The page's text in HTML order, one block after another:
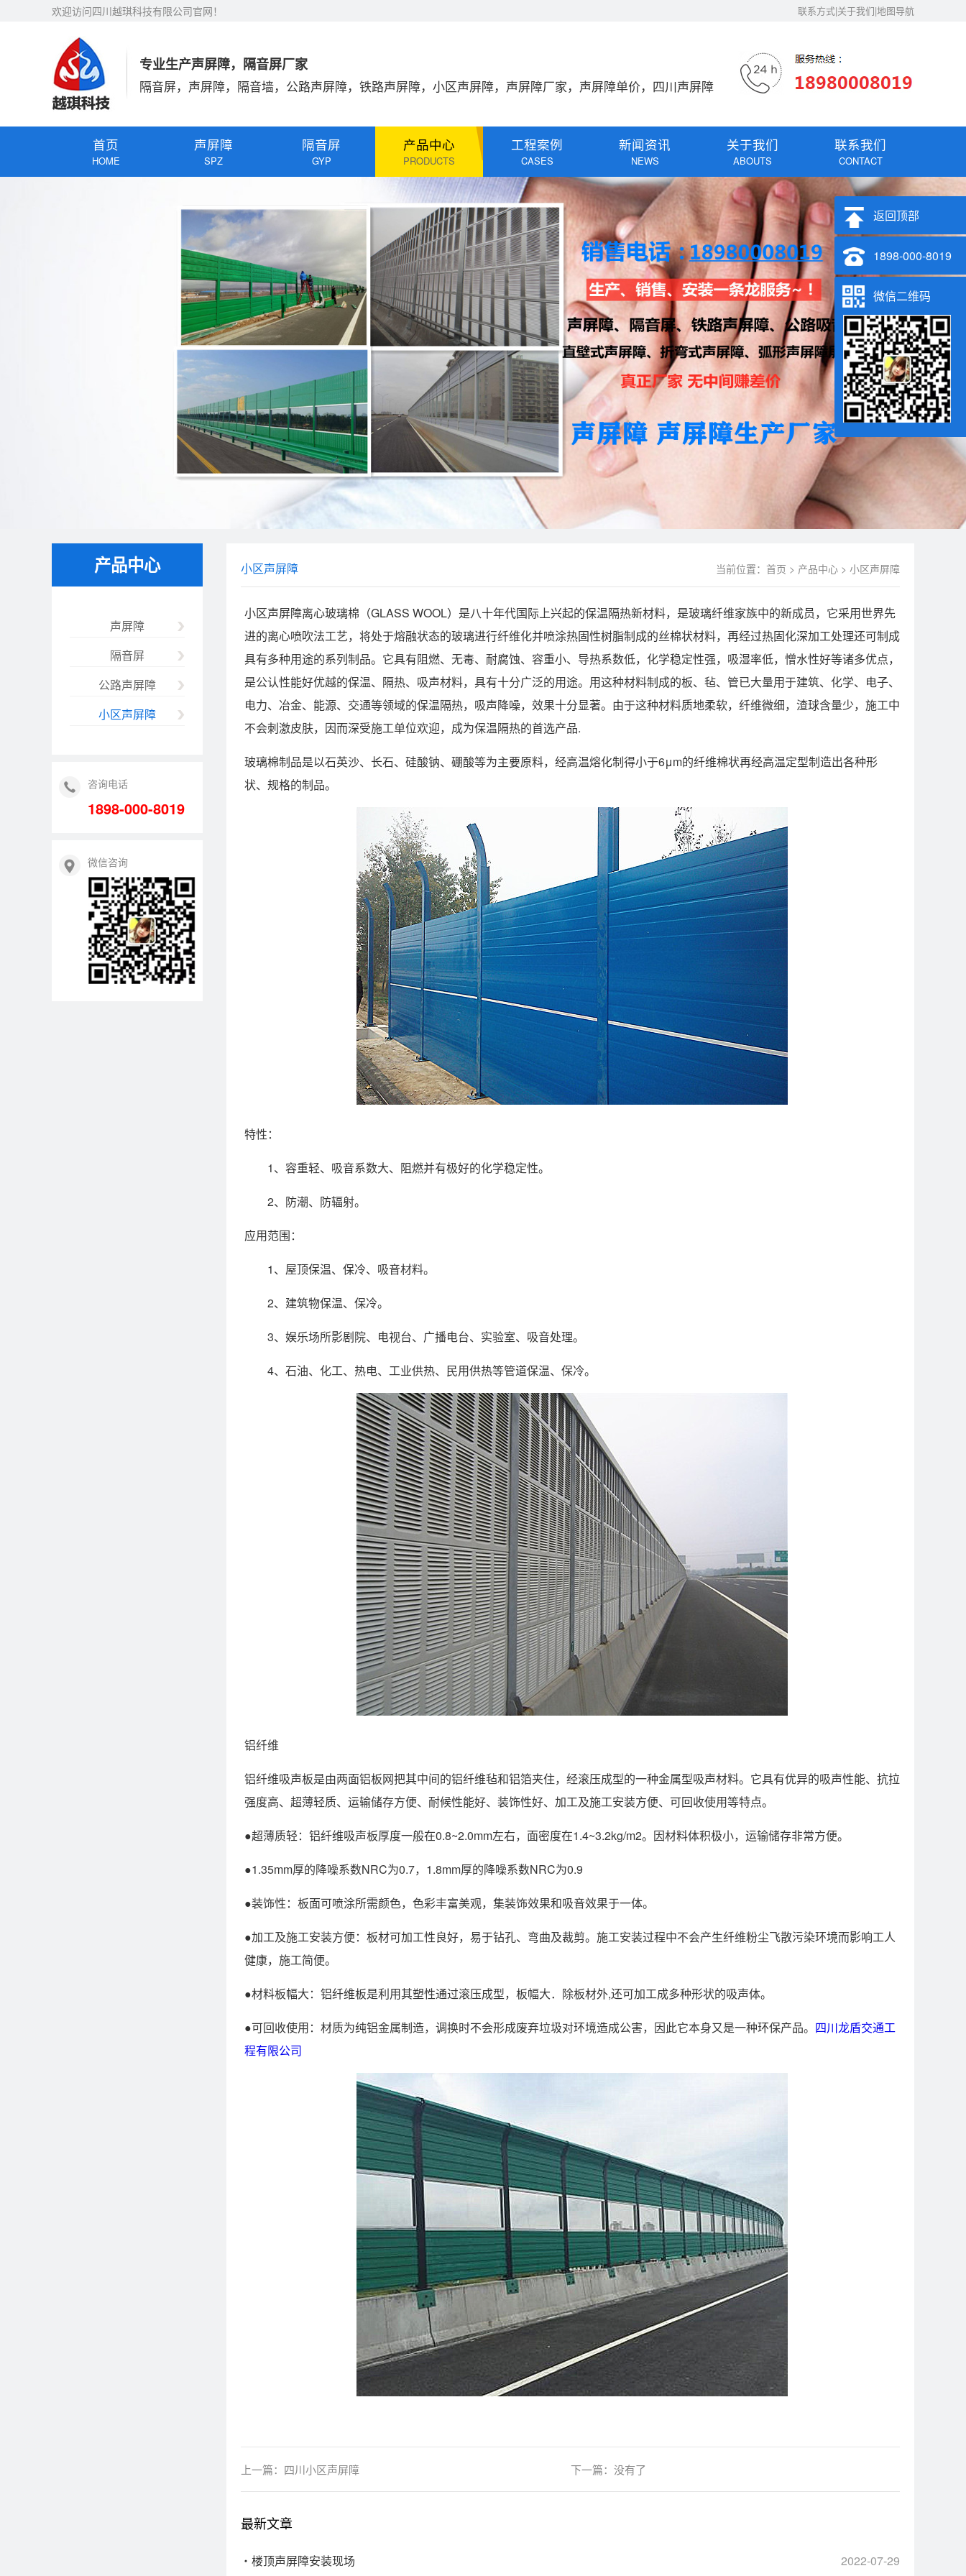
联系方式|关于我们|地图导航
欢迎访问四川越琪科技有限公司官网！
专业生产声屏障，隔音屏厂家
隔音屏，声屏障，隔音墙，公路声屏障，铁路声屏障，小区声屏障，声屏障厂家，声屏障单价，四川声屏障
首页
HOME
声屏障
SPZ
隔音屏
GYP
产品中心
PRODUCTS
工程案例
CASES
新闻资讯
NEWS
关于我们
ABOUTS
联系我们
CONTACT
产品中心
声屏障
隔音屏
公路声屏障
小区声屏障
咨询电话
1898-000-8019
微信咨询
当前位置： 首页 > 产品中心 > 小区声屏障
小区声屏障
小区声屏障离心玻璃棉（GLASS WOOL）是八十年代国际上兴起的保温隔热新材料，是玻璃纤维家族中的新成员，它采用世界先
进的离心喷吹法工艺，将处于熔融状态的玻璃进行纤维化并喷涂热固性树脂制成的丝棉状材料，再经过热固化深加工处理还可制成
具有多种用途的系列制品。它具有阻燃、无毒、耐腐蚀、容重小、导热系数低，化学稳定性强，吸湿率低，憎水性好等诸多优点，
是公认性能好优越的保温、隔热、吸声材料，具有十分广泛的用途。用这种材料制成的板、毡、管已大量用于建筑、化学、电子、
电力、冶金、能源、交通等领域的保温隔热，吸声降噪，效果十分显著。由于这种材料质地柔软，纤维微细，渣球含量少，施工中
不会刺激皮肤，因而深受施工单位欢迎，成为保温隔热的首选产品.
玻璃棉制品是以石英沙、长石、硅酸钠、硼酸等为主要原料，经高温熔化制得小于6μm的纤维棉状再经高温定型制造出各种形
状、规格的制品。
特性：
1、容重轻、吸音系数大、阻燃并有极好的化学稳定性。
2、防潮、防辐射。
应用范围：
1、屋顶保温、保冷、吸音材料。
2、建筑物保温、保冷。
3、娱乐场所影剧院、电视台、广播电台、实验室、吸音处理。
4、石油、化工、热电、工业供热、民用供热等管道保温、保冷。
铝纤维
铝纤维吸声板是由两面铝板网把其中间的铝纤维毡和铝箔夹住，经滚压成型的一种金属型吸声材料。它具有优异的吸声性能、抗拉
强度高、超薄轻质、运输储存方便、耐候性能好、装饰性好、加工及施工安装方便、可回收使用等特点。
●超薄质轻：铝纤维吸声板厚度一般在0.8~2.0mm左右，面密度在1.4~3.2kg/m2。因材料体积极小，运输储存非常方便。
●1.35mm厚的降噪系数NRC为0.7，1.8mm厚的降噪系数NRC为0.9
●装饰性：板面可喷涂所需颜色，色彩丰富美观，集装饰效果和吸音效果于一体。
●加工及施工安装方便：板材可加工性良好，易于钻孔、弯曲及裁剪。施工安装过程中不会产生纤维粉尘飞散污染环境而影响工人
健康，施工简便。
●材料板幅大：铝纤维板是利用其塑性通过滚压成型，板幅大．除板材外,还可加工成多种形状的吸声体。
●可回收使用：材质为纯铝金属制造，调换时不会形成废弃垃圾对环境造成公害，因此它本身又是一种环保产品。 四川龙盾交通工
程有限公司
上一篇： 四川小区声屏障 下一篇：没有了
最新文章
2022-07-29
楼顶声屏障安装现场
返回顶部
1898-000-8019
微信二维码